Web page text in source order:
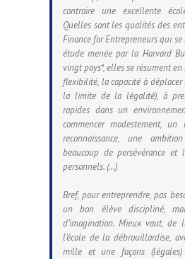
contraire une excellente
Quelles sont les qualités des
Finance for Entrepreneurs qui
étude menée par la Harvard
vingt pays*, elles se résument
flexibilité, la capacité à déplacer
la limite de la légalité), à
rapides dans un
commencer modestement,
reconnaissance, une
beaucoup de persévérance et
personnels. (…)
Bref, pour entreprendre, pas
un bon élève discipliné,
d’imagination. Mieux vaut, de
l’école de la débrouillardise,
mille et une façons (légales)